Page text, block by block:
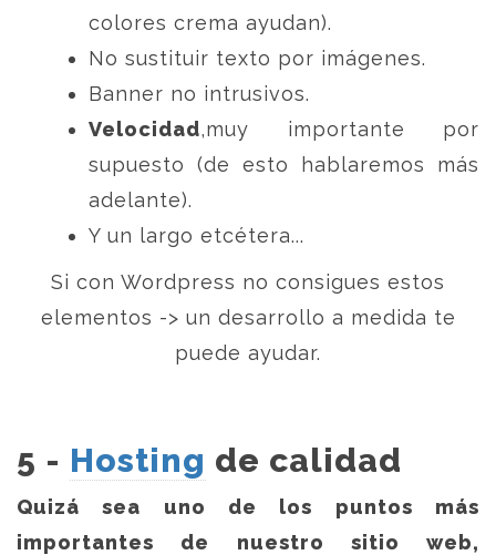
colores crema ayudan).
No sustituir texto por imágenes.
Banner no intrusivos.
Velocidad,muy importante por
supuesto (de esto hablaremos más
adelante).
Y un largo etcétera...
Si con Wordpress no consigues estos
elementos -> un desarrollo a medida te
puede ayudar.
5 - Hosting de calidad
Quizá sea uno de los puntos más
importantes de nuestro sitio web,